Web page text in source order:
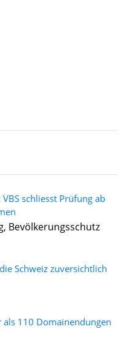
schliesst Prüfung ab
Bevölkerungsschutz
Schweiz zuversichtlich
als 110 Domainendungen